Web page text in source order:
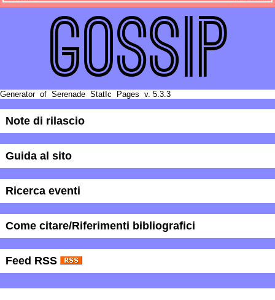
GOSSIP
Generator of Serenade StatIc Pages v. 5.3.3
Note di rilascio
Guida al sito
Ricerca eventi
Come citare/Riferimenti bibliografici
Feed RSS